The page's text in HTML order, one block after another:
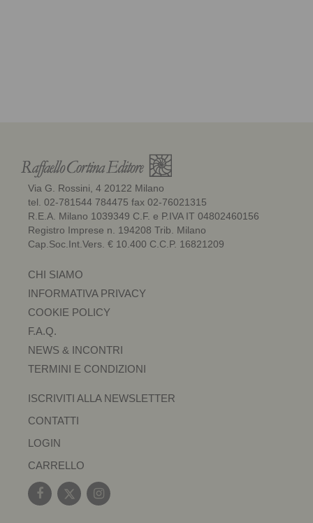
Via G. Rossini, 4 20122 Milano
tel. 02-781544 784475 fax 02-76021315
R.E.A. Milano 1039349 C.F. e P.IVA IT 04802460156
Registro Imprese n. 194208 Trib. Milano
Cap.Soc.Int.Vers. € 10.400 C.C.P. 16821209
CHI SIAMO
INFORMATIVA PRIVACY
COOKIE POLICY
F.A.Q.
NEWS & INCONTRI
TERMINI E CONDIZIONI
ISCRIVITI ALLA NEWSLETTER
CONTATTI
LOGIN
CARRELLO